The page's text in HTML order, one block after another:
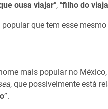
ousa viajar", "filho do
que tem esse
mais popular no
, que possivelmente está
”.